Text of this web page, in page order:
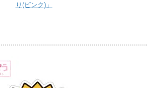
り(ピンク)」